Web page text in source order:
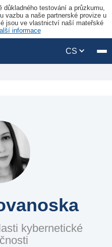
důkladného testování a průzkumu,
vazbu a naše partnerské provize u
jsou ve vlastnictví naší mateřské
informace
CS
kybernetické